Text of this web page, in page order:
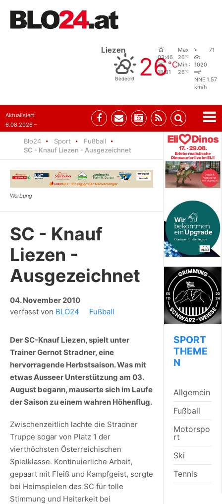
Liezen
Bedeckt 26°C
03:46
18:31
Max :
26°C
Min :
26°C
71
1020
NNE 1.57
km/h
Aktualisiert:
6.08.2026 –
Blo24 Sport
Fußball
SC - Knauf Liezen - Ausgezeichnet
SC - Knauf
Liezen -
Ausgezeichnet
04. November 2010
verfasst von BLO24 Fußball
Der SC-Knauf Liezen, spielt unter
Trainer Gernot Stradner, eine
hervorragende Herbstsaison. Was mit
etwas Ausseer Unterstützung am 03.
August begann, mauserte sich im Laufe
der Saison zu einem wahren Höhenflug.
Zwischenzeitlich lachte die Stradner
Truppe sogar von Platz 1 der
vierthöchsten Österreichischen
Spielklasse. Kontinuierliche Arbeit,
gepaart mit Fleiß und Kampfgeist, sorgte
bei Heimspielen des SC für tolle
Stimmung und Heiterkeit bei
SPORT
THEME
N
Allgemein
Fußball
Motorspo
rt
Ski
Tennis